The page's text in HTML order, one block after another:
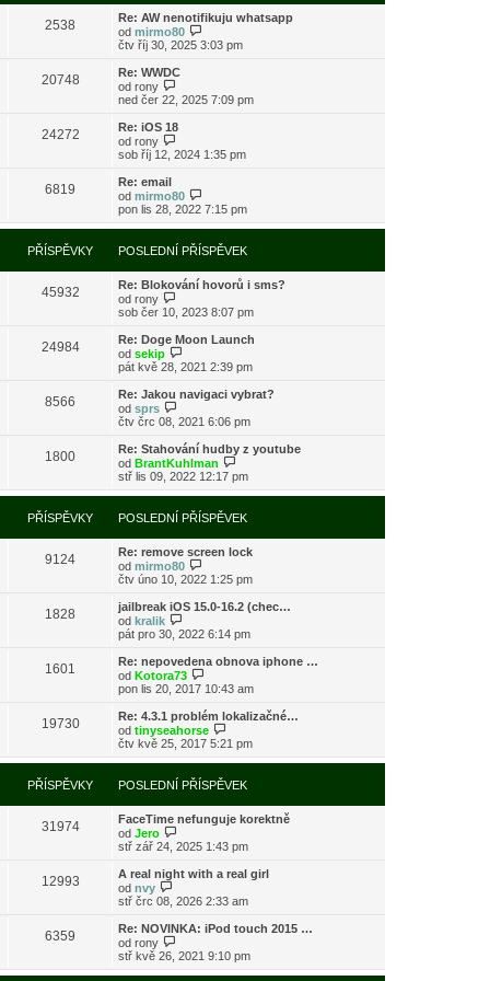
s
l
e
d
ř
í
ě
v
k
i
t
p
o
d
ř
í
p
ě
v
e
2538
Re: AW nenotifikuju whatsapp
od mirmo80
o
z
i
o
s
n
í
ř
s
p
ě
v
k
čtv říj 30, 2025 3:03 pm
20748
Re: WWDC
od rony
o
r
z
i
p
o
s
l
e
d
í
ř
s
p
ě
v
k
ned čer 22, 2025 7:09 pm
24272
Re: iOS 18
od rony
o
a
z
i
t
p
o
s
l
d
í
p
ř
í
p
ě
v
e
k
sob říj 12, 2024 1:35 pm
6819
Re: email
od mirmo80
o
r
a
z
i
t
o
l
d
í
p
ř
í
s
p
ě
v
e
pon lis 28, 2022 7:15 pm
PŘÍSPĚVKY POSLEDNÍ PŘÍSPĚVEK
45932
Re: Blokování hovorů i sms?
od rony
o
r
a
z
p
o
s
e
d
n
í
ř
p
ě
v
k
sob čer 10, 2023 8:07 pm
24984
Re: Doge Moon Launch
od sekip
o
r
z
i
t
p
o
s
l
d
í
p
ř
í
s
p
ě
v
k
pát kvě 28, 2021 2:39 pm
8566
Re: Jakou navigaci vybrat?
od sprs
o
r
a
z
i
t
p
o
s
l
e
d
í
p
ř
í
p
ě
v
k
čtv črc 08, 2021 6:06 pm
1800
Re: Stahování hudby z youtube
od BrantKuhlman
o
r
a
z
i
t
o
l
d
í
ř
í
p
v
e
stř lis 09, 2022 12:17 pm
PŘÍSPĚVKY POSLEDNÍ PŘÍSPĚVEK
9124
Re: remove screen lock
od mirmo80
o
r
z
i
p
o
s
l
e
d
n
í
ř
p
ě
v
k
čtv úno 10, 2022 1:25 pm
1828
jailbreak iOS 15.0-16.2 (chec…
od kralik
o
r
a
z
i
p
o
s
l
d
í
ř
í
p
ě
v
k
pát pro 30, 2022 6:14 pm
1601
Re: nepovedena obnova iphone …
od Kotora73
o
r
a
z
t
p
o
s
l
d
í
ř
í
s
p
ě
v
e
pon lis 20, 2017 10:43 am
19730
Re: 4.3.1 problém lokalizačné…
od tinyseahorse
o
r
a
z
i
t
o
l
d
í
ř
í
s
čtv kvě 25, 2017 5:21 pm
PŘÍSPĚVKY POSLEDNÍ PŘÍSPĚVEK
31974
FaceTime nefunguje korektně
od Jero
o
r
z
i
t
p
o
s
l
stř zář 24, 2025 1:43 pm
12993
A real night with a real girl
od nvy
o
r
a
z
t
stř črc 08, 2026 2:33 am
6359
Re: NOVINKA: iPod touch 2015 …
od rony
o
stř kvě 26, 2021 9:10 pm